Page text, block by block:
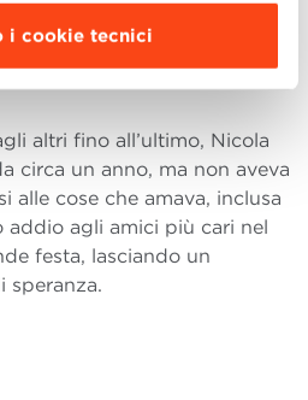
i cookie tecnici
altri fino all’ultimo, Nicola
circa un anno, ma non aveva
alle cose che amava, inclusa
addio agli amici più cari nel
festa, lasciando un
speranza.